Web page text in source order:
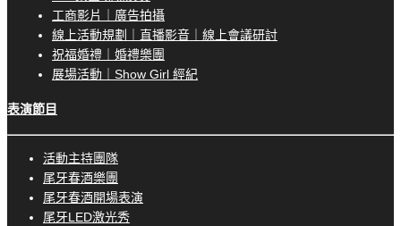
工商影片｜廣告拍攝
線上活動規劃｜直播影音｜線上會議研討
祝福婚禮｜婚禮樂團
展場活動｜Show Girl 經紀
表演節目
活動主持團隊
尾牙春酒樂團
尾牙春酒開場表演
尾牙LED激光秀